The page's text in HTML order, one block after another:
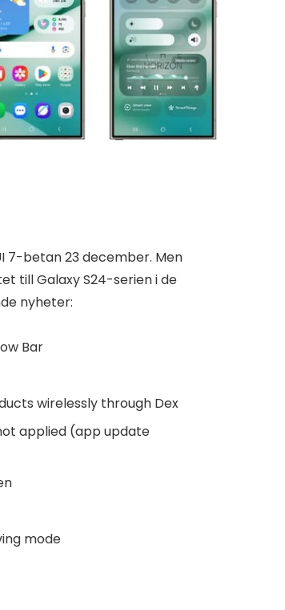
7-betan 23 december. Men
till Galaxy S24-serien i de
nyheter:
Bar
wirelessly through Dex
applied (app update
mode